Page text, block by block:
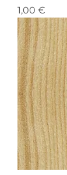
Preis
1,00 €